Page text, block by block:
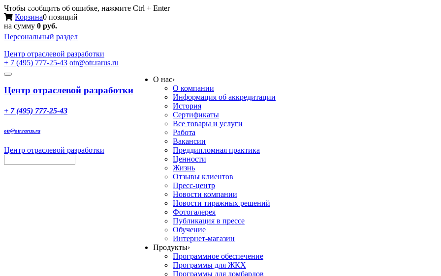
Чтобы сообщить об ошибке, нажмите Ctrl + Enter
Корзина0 позиций
на сумму 0 руб.
Персональный раздел
Центр отраслевой разработки
+ 7 (495) 777-25-43 otr@otr.rarus.ru
Toggle
Меню
Центр отраслевой разработки
+ 7 (495) 777-25-43
otr@otr.rarus.ru
Центр отраслевой разработки
О нас›
О компании
Информация об аккредитации
История
Сертификаты
Все товары и услуги
Работа
Вакансии
Преддипломная практика
Ценности
Жизнь
Отзывы клиентов
Пресс-центр
Новости компании
Новости тиражных решений
Фотогалерея
Публикация в прессе
Обучение
Интернет-магазин
Продукты›
Программное обеспечение
Программы для ЖКХ
Программы для ломбардов